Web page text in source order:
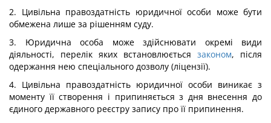
2. Цивільна правоздатність юридичної особи може бути
обмежена лише за рішенням суду.
3. Юридична особа може здійснювати окремі види
діяльності, перелік яких встановлюється законом, після
одержання нею спеціального дозволу (ліцензії).
4. Цивільна правоздатність юридичної особи виникає з
моменту її створення і припиняється з дня внесення до
єдиного державного реєстру запису про її припинення.